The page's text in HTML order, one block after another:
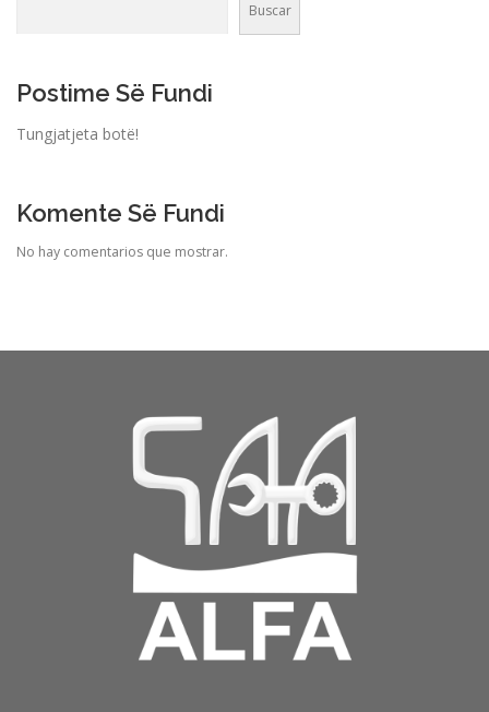
Buscar
Postime Së Fundi
Tungjatjeta botë!
Komente Së Fundi
No hay comentarios que mostrar.